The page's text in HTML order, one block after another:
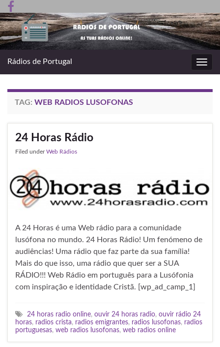
Rádios de Portugal
TAG: WEB RADIOS LUSOFONAS
24 Horas Rádio
Filed underWeb Rádios
A 24 Horas é uma Web rádio para a comunidade
lusófona no mundo. 24 Horas Rádio! Um fenómeno de
audiências! Uma rádio que faz parte da sua família!
Mais do que isso, uma rádio que quer ser a SUA
RÁDIO!!! Web Rádio em português para a Lusófonia
com inspiração e identidade Cristã. [wp_ad_camp_1]
24 horas radio online, ouvir 24 horas radio, ouvir rádio 24
horas, radios crista, radios emigrantes, radios lusofonas, radios
portuguesas, web radios lusofonas, web radios online